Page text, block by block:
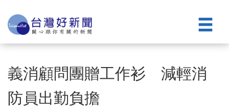
義消顧問團贈工作衫 減輕消
防員出勤負擔